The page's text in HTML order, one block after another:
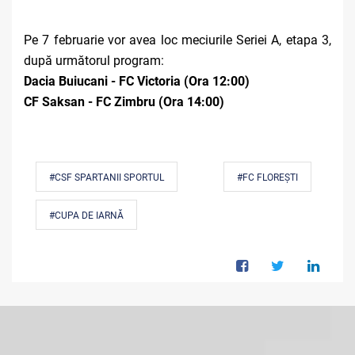
Pe 7 februarie vor avea loc meciurile Seriei A, etapa 3,
după următorul program:
Dacia Buiucani - FC Victoria (Ora 12:00)
CF Saksan - FC Zimbru (Ora 14:00)
#CSF SPARTANII SPORTUL #FC FLOREȘTI
#CUPA DE IARNĂ